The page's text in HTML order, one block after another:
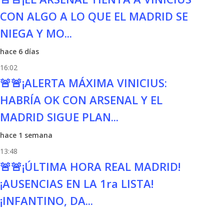
CON ALGO A LO QUE EL MADRID SE
NIEGA Y MO...
hace 6 días
16:02
🚨🚨¡ALERTA MÁXIMA VINICIUS:
HABRÍA OK CON ARSENAL Y EL
MADRID SIGUE PLAN...
hace 1 semana
13:48
🚨🚨¡ÚLTIMA HORA REAL MADRID!
¡AUSENCIAS EN LA 1ra LISTA!
¡INFANTINO, DA...